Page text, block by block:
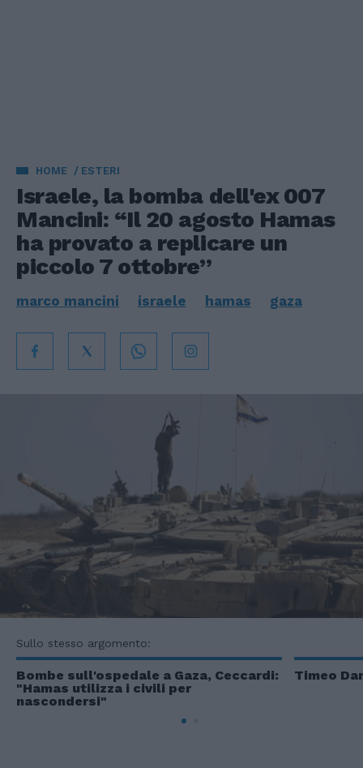
HOME ESTERI
Israele, la bomba dell'ex 007
Mancini: “Il 20 agosto Hamas
ha provato a replicare un
piccolo 7 ottobre”
marco mancini israele hamas gaza
Sullo stesso argomento:
Bombe sull'ospedale a Gaza, Ceccardi:
"Hamas utilizza i civili per
nascondersi"
Timeo